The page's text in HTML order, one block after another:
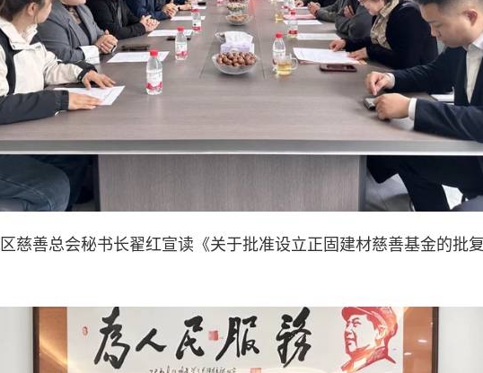
慈善总会秘书长翟红宣读《关于批准设立正固建材慈善基金的批